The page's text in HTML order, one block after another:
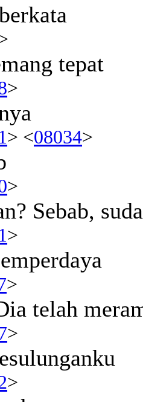
tepat
>
> <08034>
>
Sebab,
>
>
telah
>
>